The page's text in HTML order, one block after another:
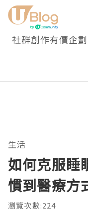
社群創作有價企劃
生活
如何克服睡
慣到醫療方
瀏覽次數:224